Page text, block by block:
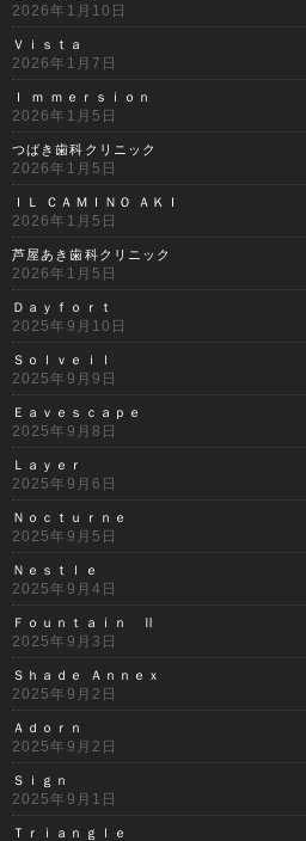
2026年1月10日
Ｖｉｓｔａ
2026年1月7日
Ｉ ｍ ｍｅｒｓｉｏｎ
2026年1月5日
つばき歯科クリニック
2026年1月5日
ＩＬ ＣＡＭＩＮＯ ＡＫＩ
2026年1月5日
芦屋あき歯科クリニック
2026年1月5日
Ｄａｙｆｏｒｔ
2025年9月10日
Ｓｏｌｖｅｉｌ
2025年9月9日
Ｅａｖｅｓｃａｐｅ
2025年9月8日
Ｌａｙｅｒ
2025年9月6日
Ｎｏｃｔｕｒｎｅ
2025年9月5日
Ｎｅｓｔｌｅ
2025年9月4日
Ｆｏｕｎｔａｉｎ Ⅱ
2025年9月3日
Ｓｈａｄｅ Ａｎｎｅｘ
2025年9月2日
Ａｄｏｒｎ
2025年9月2日
Ｓｉｇｎ
2025年9月1日
Ｔｒｉａｎｇｌｅ